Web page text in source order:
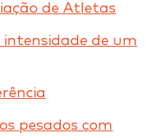
de Atletas
intensidade de um
pesados com